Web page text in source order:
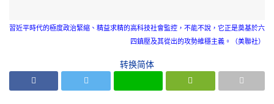
習近平時代的極度政治緊縮、精益求精的高科技社會監控，不能不說，它正是奠基於六
四鎮壓及其從出的攻勢維穩主義。（美聯社）
转换简体